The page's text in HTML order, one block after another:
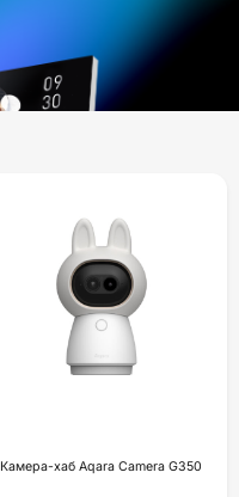
Камера-хаб Aqara Camera G350